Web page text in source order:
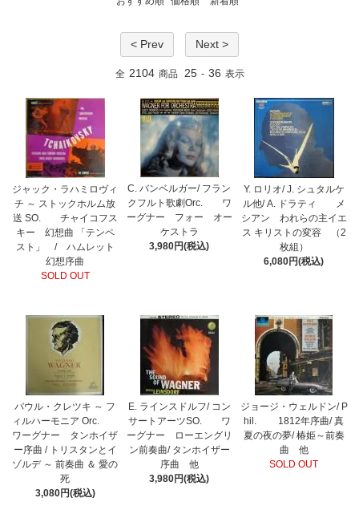
< Prev Next >
全 2104 商品 25 - 36 表示
ジャック・ラハミロヴィ
チ ～ ストックホルム放
送 SO. チャイコフス
キー 幻想曲 「テンペ
スト」 / ハムレット
幻想序曲
SOLD OUT
C. バンベルガー/ フラン
クフルト歌劇Orc. ワ
ーグナー フォー オー
ケストラ
3,980円(税込)
Y. ロリオ/ J. シュタルケ
ル他/ A. ドラティ メ
シアン われらの主イエ
ス キリストの変容 （2
枚組）
6,080円(税込)
パウル・クレツキ ～ フ
ィルハーモニア Orc.
ワーグナー タンホイザ
ー序曲 / トリスタンとイ
ゾルデ ～ 前奏曲 ＆ 愛の
死
3,080円(税込)
E. ラインスドルフ/ コン
サートアーツSO. ワ
ーグナー ローエングリ
ン前奏曲/ タンホイザー
序曲 他
3,980円(税込)
ジョージ・ウェルドン/ P
hil. 1812年序曲/ 真
夏の夜の夢/ 椿姫～前奏
曲 他
SOLD OUT